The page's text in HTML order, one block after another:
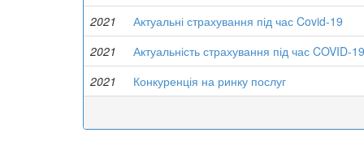
2021 Актуальні страхування під час Covid-19
2021
Актуальність страхування під час COVID-19
2021
Конкуренція на ринку послуг